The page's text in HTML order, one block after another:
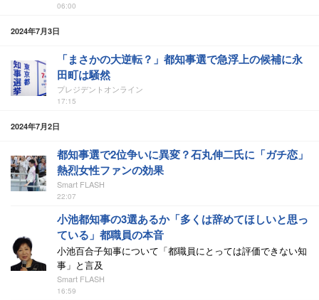
06:00
2024年7月3日
「まさかの大逆転？」都知事選で急浮上の候補に永
田町は騒然
プレジデントオンライン
17:15
2024年7月2日
都知事選で2位争いに異変？石丸伸二氏に「ガチ恋」
熱烈女性ファンの効果
Smart FLASH
22:07
小池都知事の3選あるか「多くは辞めてほしいと思っ
ている」都職員の本音
小池百合子知事について「都職員にとっては評価できない知
事」と言及
Smart FLASH
16:59